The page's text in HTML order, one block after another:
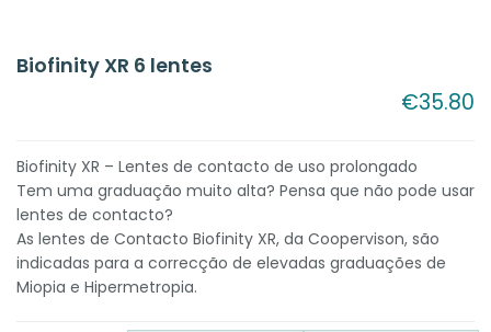
Biofinity XR 6 lentes
€35.80
Biofinity XR – Lentes de contacto de uso prolongado
Tem uma graduação muito alta? Pensa que não pode usar
lentes de contacto?
As lentes de Contacto Biofinity XR, da Coopervison, são
indicadas para a correcção de elevadas graduações de
Miopia e Hipermetropia.